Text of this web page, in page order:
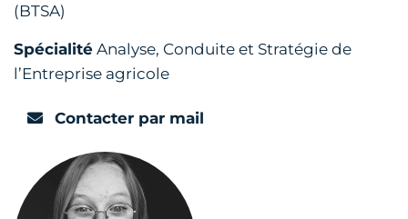
(BTSA)
Spécialité Analyse, Conduite et Stratégie de
l’Entreprise agricole
Contacter par mail